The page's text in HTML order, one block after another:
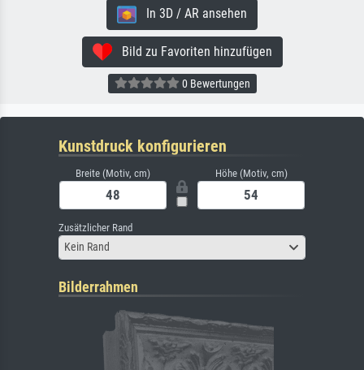
In 3D / AR ansehen
Bild zu Favoriten hinzufügen
0 Bewertungen
Kunstdruck konfigurieren
Breite (Motiv, cm) Höhe (Motiv, cm)
Zusätzlicher Rand
Kein Rand
Bilderrahmen